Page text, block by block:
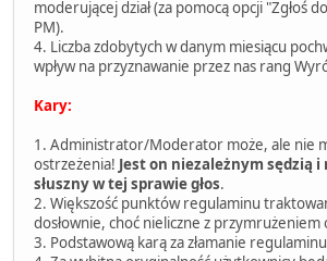
moderującej dział (za pomocą opcji "Zgłoś
PM).
4. Liczba zdobytych w danym miesiącu
wpływ na przyznawanie przez nas rang
Kary:
1. Administrator/Moderator może, ale nie
ostrzeżenia! Jest on niezależnym sędzią i
słuszny w tej sprawie głos.
2. Większość punktów regulaminu
dosłownie, choć nieliczne z przymrużeniem
3. Podstawową karą za złamanie